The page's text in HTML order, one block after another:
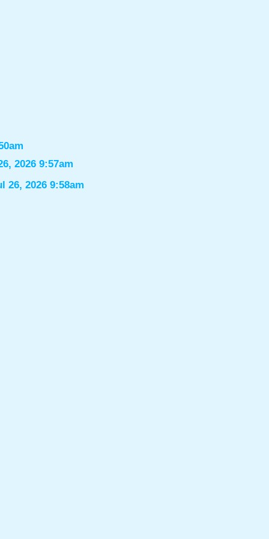
2026 9:57am
26, 2026 9:58am